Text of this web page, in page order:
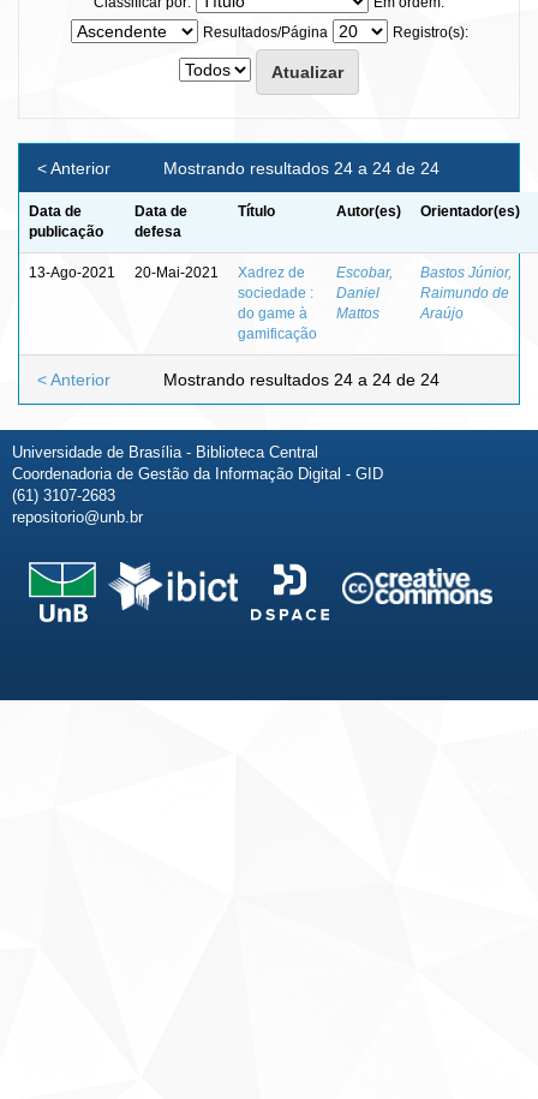
Resultados/Página
Registro(s):
Mostrando resultados 24 a 24 de 24
< Anterior
Data de
publicação
Data de
defesa
Título Autor(es) Orientador(es)
13-Ago-2021 20-Mai-2021
Xadrez de
sociedade :
do game à
gamificação
Escobar,
Daniel
Mattos
Bastos Júnior,
Raimundo de
Araújo
Mostrando resultados 24 a 24 de 24
< Anterior
Universidade de Brasília - Biblioteca Central
Coordenadoria de Gestão da Informação Digital - GID
(61) 3107-2683
repositorio@unb.br